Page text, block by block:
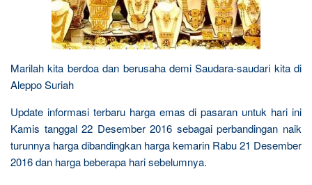
Marilah kita berdoa dan berusaha demi Saudara-saudari kita di
Aleppo Suriah
Update informasi terbaru harga emas di pasaran untuk hari ini
Kamis tanggal 22 Desember 2016 sebagai perbandingan naik
turunnya harga dibandingkan harga kemarin Rabu 21 Desember
2016 dan harga beberapa hari sebelumnya.